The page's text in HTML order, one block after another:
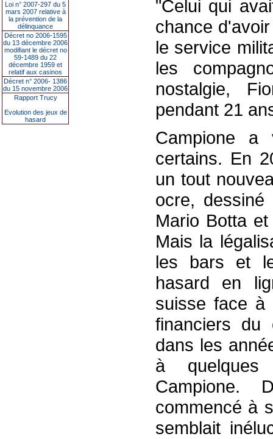
Loi n° 2007-297 du 5
mars 2007 relative à
la prévention de la
délinquance
Décret no 2006-1595
du 13 décembre 2006
modifiant le décret no
59-1489 du 22
décembre 1959 et
relatif aux casinos
Décret n° 2006- 1386
du 15 novembre 2006
Rapport Trucy
Evolution des jeux de
hasard
"Celui qui
chance
le service
les
nostalgie,
pendant 21
Campione a
certains. En
un tout
ocre,
Mario Botta
Mais la
les bars et
hasard en
suisse face à
financiers du
dans les
à
Campione.
commencé à
semblait